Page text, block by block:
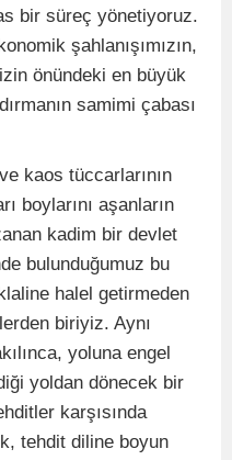
bir süreç yönetiyoruz.
şahlanışımızın,
önündeki en büyük
samimi çabası
kaos tüccarlarının
boylarını aşanların
kadim bir devlet
bulunduğumuz bu
halel getirmeden
biriyiz. Aynı
yoluna engel
yoldan dönecek bir
karşısında
tehdit diline boyun